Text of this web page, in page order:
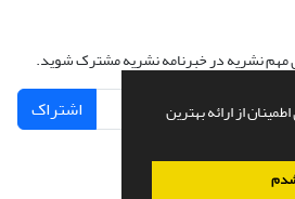
از ارائه بهترین
مهم نشریه در خبرنامه نشریه مشترک شوید.
اشتراک